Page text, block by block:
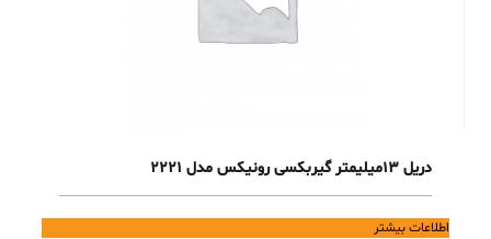
دریل 13میلیمتر گیربکسی رونیکس مدل 2221
اطلاعات بیشتر